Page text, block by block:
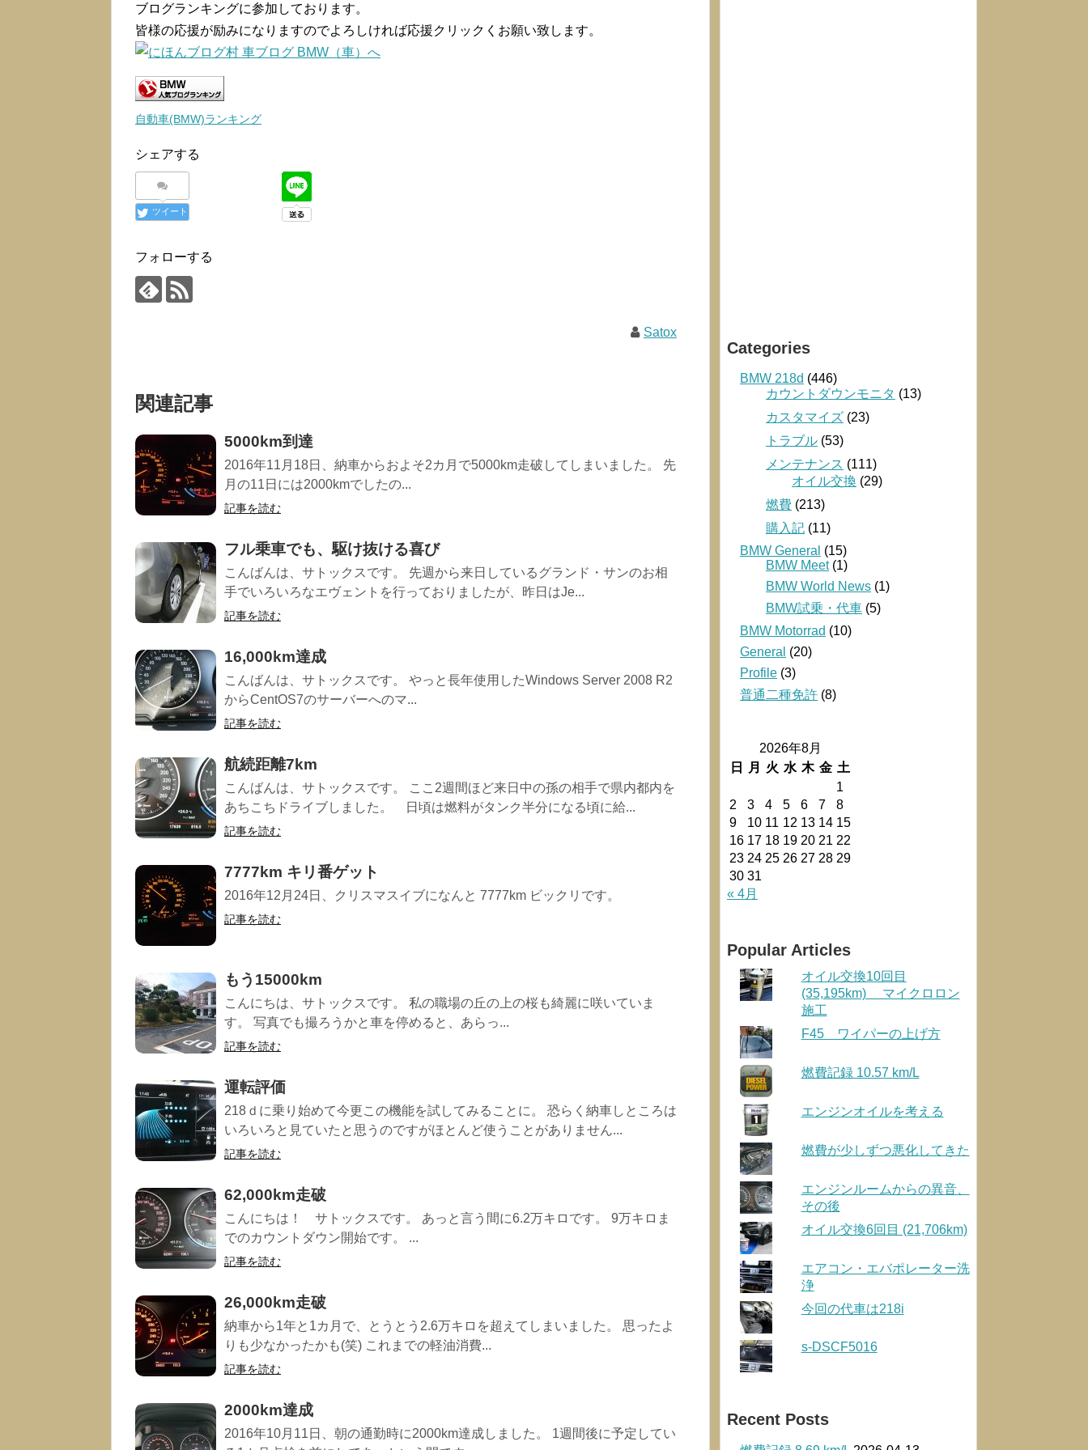
ブログランキングに参加しております。
皆様の応援が励みになりますのでよろしければ応援クリックくお願い致します。
自動車(BMW)ランキング
シェアする
ツイート
フォローする
Satox
関連記事
5000km到達
2016年11月18日、納車からおよそ2カ月で5000km走破してしまいました。 先
月の11日には2000kmでしたの...
記事を読む
フル乗車でも、駆け抜ける喜び
こんばんは、サトックスです。 先週から来日しているグランド・サンのお相
手でいろいろなエヴェントを行っておりましたが、昨日はJe...
記事を読む
16,000km達成
こんばんは、サトックスです。 やっと長年使用したWindows Server 2008 R2
からCentOS7のサーバーへのマ...
記事を読む
航続距離7km
こんばんは、サトックスです。 ここ2週間ほど来日中の孫の相手で県内都内を
あちこちドライブしました。 日頃は燃料がタンク半分になる頃に給...
記事を読む
7777km キリ番ゲット
2016年12月24日、クリスマスイブになんと 7777km ビックリです。
記事を読む
もう15000km
こんにちは、サトックスです。 私の職場の丘の上の桜も綺麗に咲いていま
す。 写真でも撮ろうかと車を停めると、あらっ...
記事を読む
運転評価
218ｄに乗り始めて今更この機能を試してみることに。 恐らく納車しところは
いろいろと見ていたと思うのですがほとんど使うことがありません...
記事を読む
62,000km走破
こんにちは！ サトックスです。 あっと言う間に6.2万キロです。 9万キロま
でのカウントダウン開始です。 ...
記事を読む
26,000km走破
納車から1年と1カ月で、とうとう2.6万キロを超えてしまいました。 思ったよ
りも少なかったかも(笑) これまでの軽油消費...
記事を読む
2000km達成
2016年10月11日、朝の通勤時に2000km達成しました。 1週間後に予定してい
Categories
BMW 218d (446)
カウントダウンモニタ (13)
カスタマイズ (23)
トラブル (53)
メンテナンス (111)
オイル交換 (29)
燃費 (213)
購入記 (11)
BMW General (15)
BMW Meet(1)
BMW World News (1)
BMW試乗・代車 (5)
BMW Motorrad (10)
General (20)
Profile (3)
普通二種免許 (8)
2026年8月
日
月 火 水 木 金 土
1
2
3 4 5 6 7
8
9
10 11 12 13 14 15
16 17 18 19 20 21 22
23 24 25 26 27 28 29
30 31
« 4月
Popular Articles
オイル交換10回目
(35,195km) マイクロロン
施工
F45 ワイパーの上げ方
燃費記録 10.57 km/L
エンジンオイルを考える
燃費が少しずつ悪化してきた
エンジンルームからの異音、
その後
オイル交換6回目 (21,706km)
エアコン・エバポレーター洗
浄
今回の代車は218i
s-DSCF5016
Recent Posts